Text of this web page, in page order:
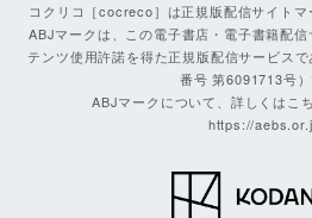
コクリコ［cocreco］は正規版配信サイトマ
ABJマークは、この電子書店・電子書籍配
テンツ使用許諾を得た正規版配信サービス
番号 第6091713号）
ABJマークについて、詳しくはこ
https://